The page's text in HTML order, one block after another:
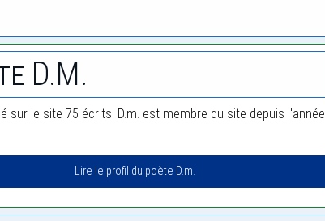
D.m.
sur le site 75 écrits. D.m. est membre du site depuis l'année
Lire le profil du poète D.m.